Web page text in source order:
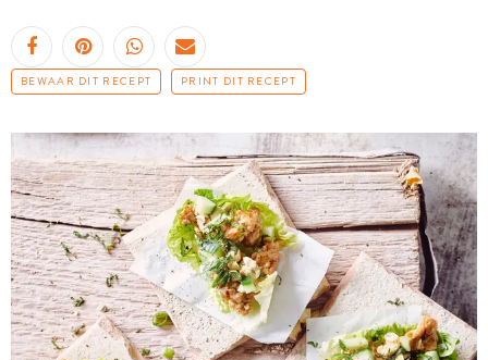
BEWAAR DIT RECEPT PRINT DIT RECEPT